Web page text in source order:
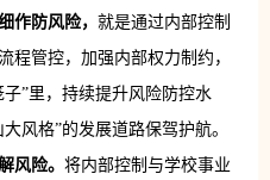
作防风险， 就是通过内部控制
程管控，加强内部权力制约，
”里，持续提升风险防控水
风格”的发展道路保驾护航。
风险。 将内部控制与学校事业